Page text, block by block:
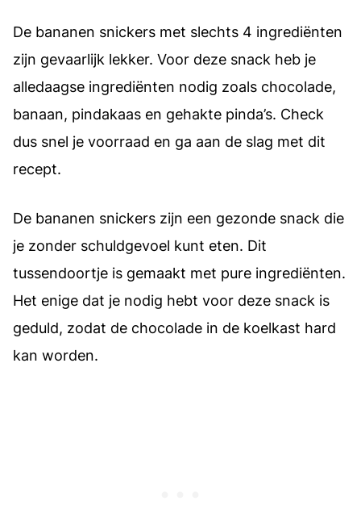
De bananen snickers met slechts 4 ingrediënten
zijn gevaarlijk lekker. Voor deze snack heb je
alledaagse ingrediënten nodig zoals chocolade,
banaan, pindakaas en gehakte pinda’s. Check
dus snel je voorraad en ga aan de slag met dit
recept.
De bananen snickers zijn een gezonde snack die
je zonder schuldgevoel kunt eten. Dit
tussendoortje is gemaakt met pure ingrediënten.
Het enige dat je nodig hebt voor deze snack is
geduld, zodat de chocolade in de koelkast hard
kan worden.